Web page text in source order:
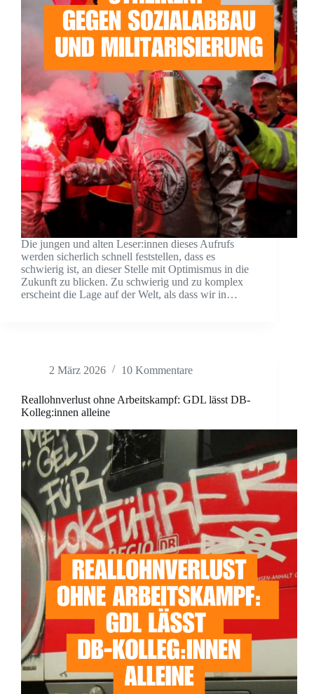
Die jungen und alten Leser:innen dieses Aufrufs
werden sicherlich schnell feststellen, dass es
schwierig ist, an dieser Stelle mit Optimismus in die
Zukunft zu blicken. Zu schwierig und zu komplex
erscheint die Lage auf der Welt, als dass wir in…
2 März 2026 10 Kommentare
Reallohnverlust ohne Arbeitskampf: GDL lässt DB-
Kolleg:innen alleine